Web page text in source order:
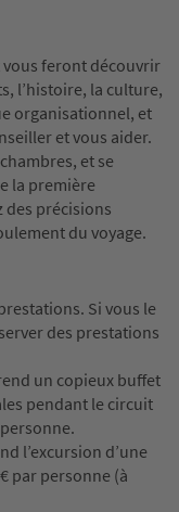
feront découvrir
l’histoire, la culture,
organisationnel, et
et vous aider.
et se
la première
des précisions
du voyage.
Si vous le
des prestations
un copieux buffet
pendant le circuit
l’excursion d’une
par personne (à